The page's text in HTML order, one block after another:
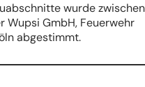
wurde zwischen
Wupsi GmbH, Feuerwehr
abgestimmt.